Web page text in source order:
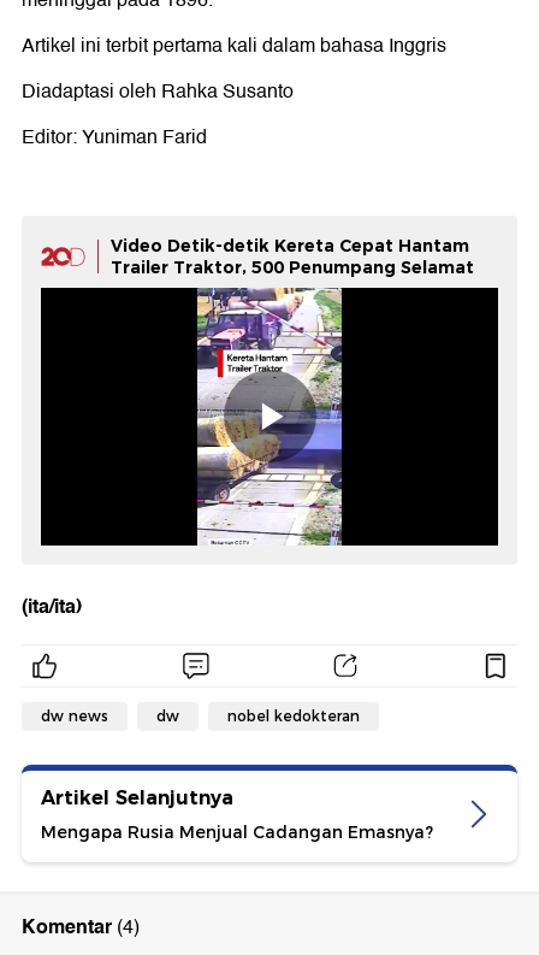
Artikel ini terbit pertama kali dalam bahasa Inggris
Diadaptasi oleh Rahka Susanto
Editor: Yuniman Farid
Video Detik-detik Kereta Cepat Hantam
Trailer Traktor, 500 Penumpang Selamat
(ita/ita)
dw news dw nobel kedokteran
Artikel Selanjutnya
Mengapa Rusia Menjual Cadangan Emasnya?